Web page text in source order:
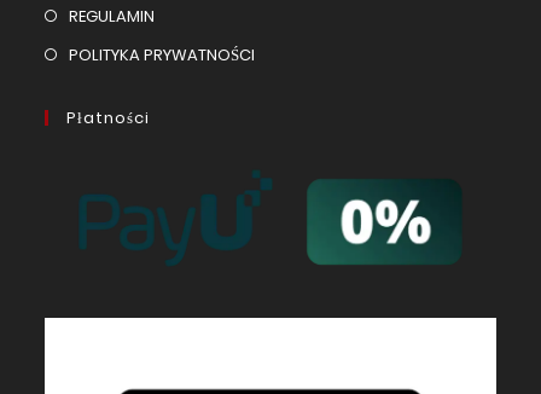
REGULAMIN
POLITYKA PRYWATNOŚCI
Płatności